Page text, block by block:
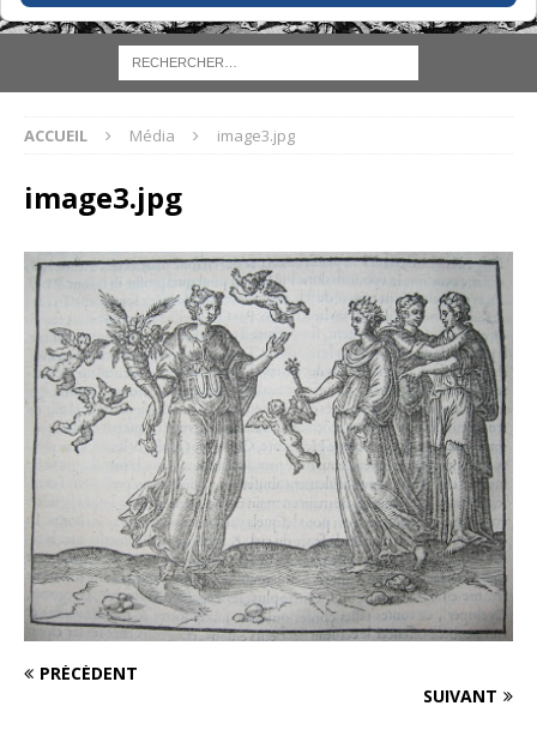
ACCUEIL Média image3.jpg
image3.jpg
PRÉCÉDENT
SUIVANT